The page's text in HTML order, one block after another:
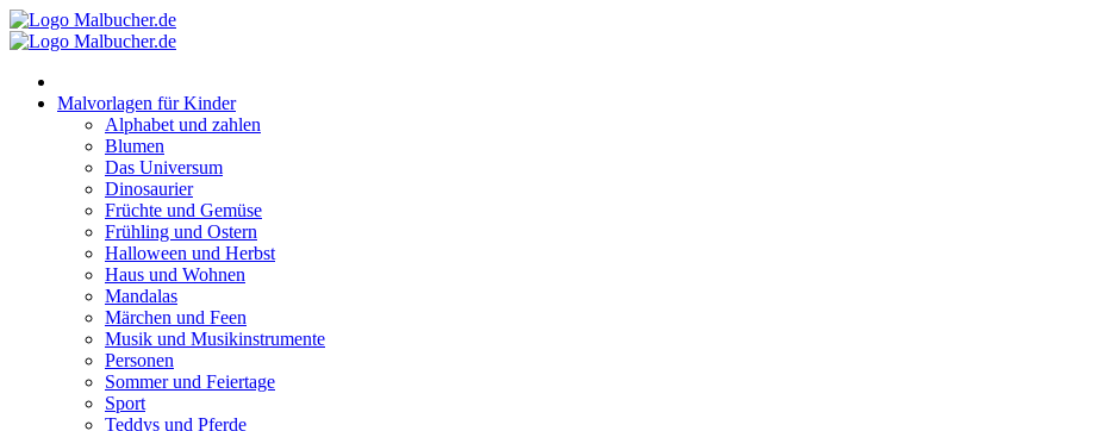
Zum
Inhalt
Malvorlagen für Kinder
Alphabet und zahlen
Blumen
Das Universum
Dinosaurier
Früchte und Gemüse
Frühling und Ostern
Halloween und Herbst
Haus und Wohnen
Mandalas
Märchen und Feen
Musik und Musikinstrumente
Personen
Sommer und Feiertage
Sport
Teddys und Pferde